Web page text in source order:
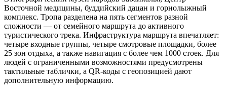
Восточной медицины, буддийский дацан и горнолыжный
комплекс. Тропа разделена на пять сегментов разной
сложности — от семейного маршрута до активного
туристического трека. Инфраструктура маршрута впечатляет:
четыре входные группы, четыре смотровые площадки, более
25 зон отдыха, а также навигация с более чем 1000 стоек. Для
людей с ограниченными возможностями предусмотрены
тактильные таблички, а QR-коды с геопозицией дают
дополнительную информацию.